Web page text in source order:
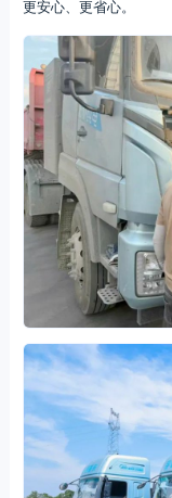
更安心、更省心。